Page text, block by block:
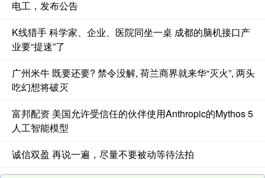
电工，发布公告
K线猎手 科学家、企业、医院同坐一桌 成都的脑机接口产
业要“提速”了
广州米牛 既要还要? 禁令没解, 荷兰商界就来华“灭火”, 两头
吃幻想将破灭
富邦配资 美国允许受信任的伙伴使用Anthropic的Mythos 5
人工智能模型
诚信双盈 再说一遍，尽量不要被动等待法拍